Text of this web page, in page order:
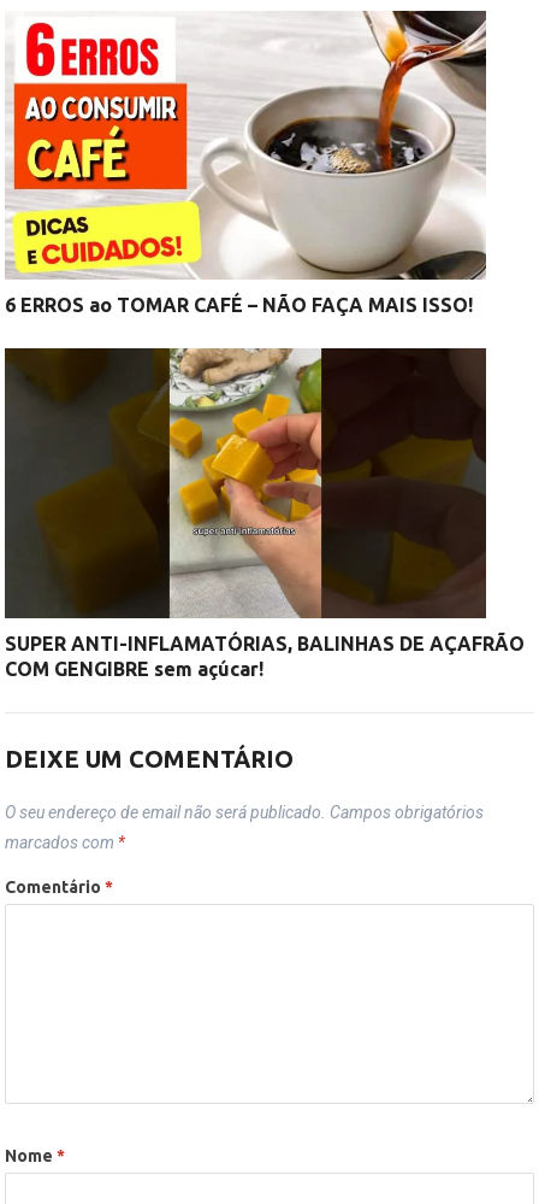
6 ERROS ao TOMAR CAFÉ – NÃO FAÇA MAIS ISSO!
SUPER ANTI-INFLAMATÓRIAS, BALINHAS DE AÇAFRÃO
COM GENGIBRE sem açúcar!
DEIXE UM COMENTÁRIO
O seu endereço de email não será publicado. Campos obrigatórios
marcados com *
Comentário*
Nome*